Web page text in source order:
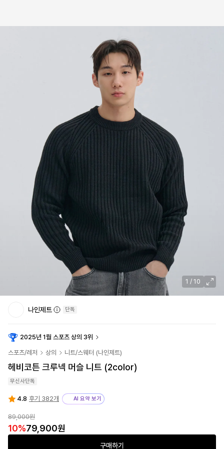
1 / 10
나인제트 단독
2025년 1월 스포츠 상의 3위
스포츠/레저 상의 니트/스웨터 (나인제트)
헤비코튼 크루넥 머슬 니트 (2color)
무신사단독
4.8 후기 382개 AI 요약 보기
89,000원
10%79,900원
구매하기